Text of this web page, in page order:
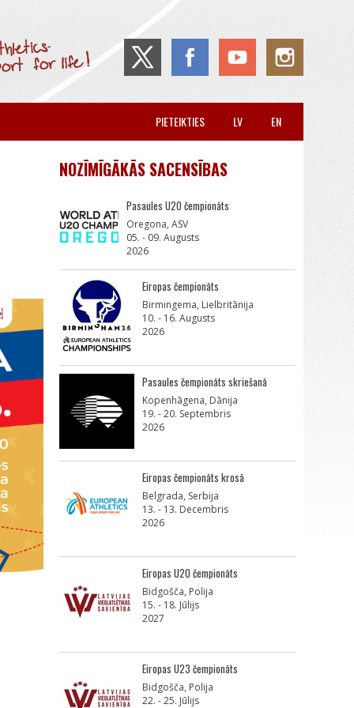
EN
LV
PIETEIKTIES
NOZĪMĪGĀKĀS SACENSĪBAS
Pasaules U20 čempionāts
Oregona, ASV
05. - 09. Augusts
2026
Eiropas čempionāts
Birmingema, Lielbritānija
10. - 16. Augusts
2026
Pasaules čempionāts skriešanā
Kopenhāgena, Dānija
19. - 20. Septembris
2026
Eiropas čempionāts krosā
Belgrada, Serbija
13. - 13. Decembris
2026
Eiropas U20 čempionāts
Bidgošča, Polija
15. - 18. Jūlijs
2027
Eiropas U23 čempionāts
Bidgošča, Polija
22. - 25. Jūlijs